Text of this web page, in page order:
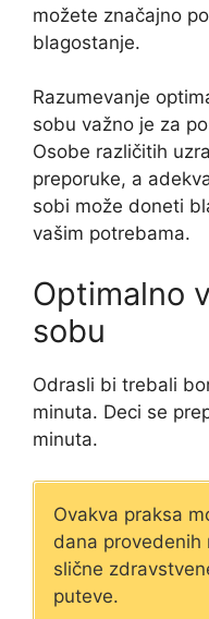
možete značajno
blagostanje.
Razumevanje
sobu važno je za
Osobe različitih
preporuke, a
sobi može doneti
vašim potrebama.
Optimalno
sobu
Odrasli bi trebali
minuta. Deci se
minuta.
Ovakva praksa
dana provedenih
slične
puteve.